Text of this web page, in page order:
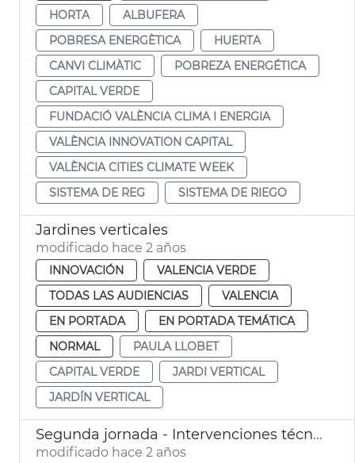
HORTA
ALBUFERA
POBRESA ENERGÈTICA
HUERTA
CANVI CLIMÀTIC
POBREZA ENERGÉTICA
CAPITAL VERDE
FUNDACIÓ VALÈNCIA CLIMA I ENERGIA
VALÈNCIA INNOVATION CAPITAL
VALÈNCIA CITIES CLIMATE WEEK
SISTEMA DE REG
SISTEMA DE RIEGO
Jardines verticales
modificado hace 2 años
INNOVACIÓN
VALENCIA VERDE
TODAS LAS AUDIENCIAS
VALENCIA
EN PORTADA
EN PORTADA TEMÁTICA
NORMAL
PAULA LLOBET
CAPITAL VERDE
JARDI VERTICAL
JARDÍN VERTICAL
Segunda jornada - Intervenciones técnicos municipales
modificado hace 2 años